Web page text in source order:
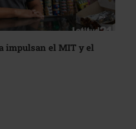
impulsan el MIT y el